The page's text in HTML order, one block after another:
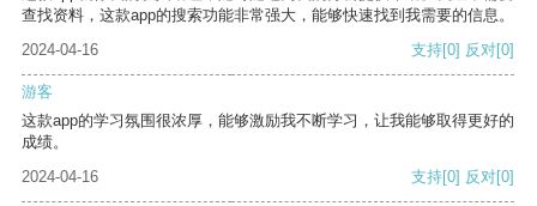
查找资料，这款app的搜索功能非常强大，能够快速找到我需要的信息。
2024-04-16
支持[0] 反对[0]
游客
这款app的学习氛围很浓厚，能够激励我不断学习，让我能够取得更好的
成绩。
2024-04-16
支持[0] 反对[0]